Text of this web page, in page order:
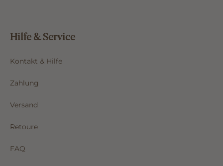
Hilfe & Service
Kontakt & Hilfe
Zahlung
Versand
Retoure
FAQ